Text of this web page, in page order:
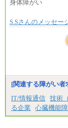
◆
る
【
身体障がい
S.Sさんのメッセー
[関連する障がい
IT/情報通信 技術
る企業
心臓機能